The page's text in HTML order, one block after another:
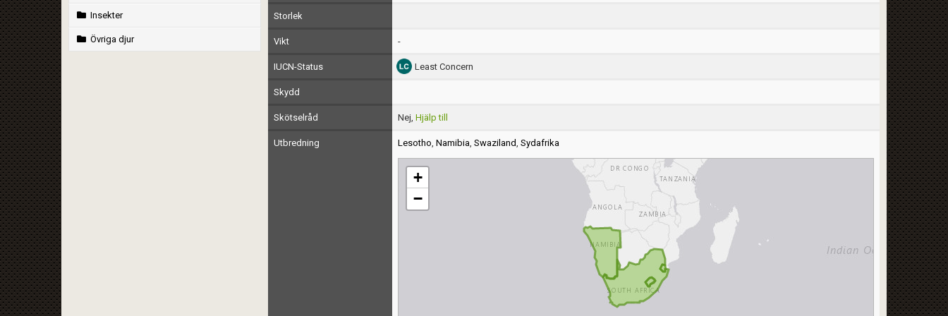
Insekter
Övriga djur
Storlek
Vikt -
IUCN-Status Least Concern
Skydd
Skötselråd Nej, Hjälp till
Utbredning Lesotho, Namibia, Swaziland, Sydafrika
+
−